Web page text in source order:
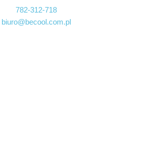
782-312-718
biuro@becool.com.pl